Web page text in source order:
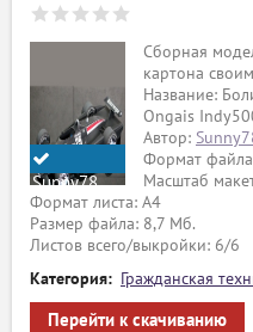
Sunny78
Сборная
картона
Название:
Ongais
Автор:
Формат
Масштаб
Формат листа: А4
Размер файла: 8,7 Мб.
Листов всего/выкройки: 6/6
Категория: Гражданская
Перейти к скачиванию